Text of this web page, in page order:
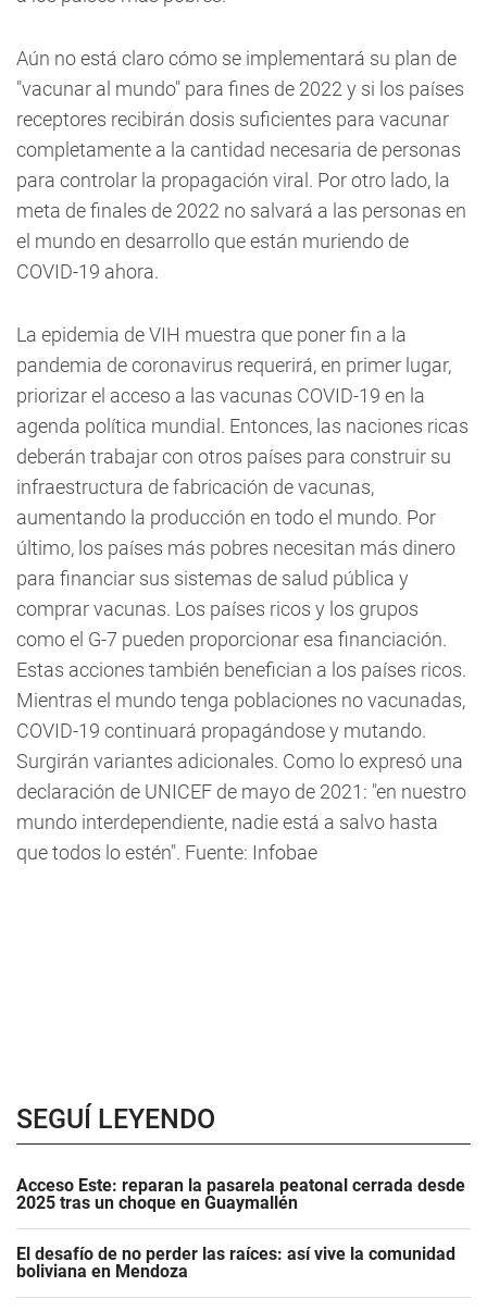
Aún no está claro cómo se implementará su plan de
"vacunar al mundo" para fines de 2022 y si los países
receptores recibirán dosis suficientes para vacunar
completamente a la cantidad necesaria de personas
para controlar la propagación viral. Por otro lado, la
meta de finales de 2022 no salvará a las personas en
el mundo en desarrollo que están muriendo de
COVID-19 ahora.
La epidemia de VIH muestra que poner fin a la
pandemia de coronavirus requerirá, en primer lugar,
priorizar el acceso a las vacunas COVID-19 en la
agenda política mundial. Entonces, las naciones ricas
deberán trabajar con otros países para construir su
infraestructura de fabricación de vacunas,
aumentando la producción en todo el mundo. Por
último, los países más pobres necesitan más dinero
para financiar sus sistemas de salud pública y
comprar vacunas. Los países ricos y los grupos
como el G-7 pueden proporcionar esa financiación.
Estas acciones también benefician a los países ricos.
Mientras el mundo tenga poblaciones no vacunadas,
COVID-19 continuará propagándose y mutando.
Surgirán variantes adicionales. Como lo expresó una
declaración de UNICEF de mayo de 2021: "en nuestro
mundo interdependiente, nadie está a salvo hasta
que todos lo estén". Fuente: Infobae
SEGUÍ LEYENDO
Acceso Este: reparan la pasarela peatonal cerrada desde
2025 tras un choque en Guaymallén
El desafío de no perder las raíces: así vive la comunidad
boliviana en Mendoza